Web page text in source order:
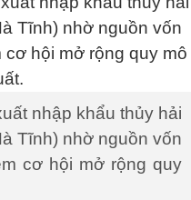
nhập khẩu thủy hải
Tĩnh) nhờ nguồn vốn
cơ hội mở rộng quy